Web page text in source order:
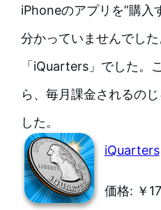
iPhoneのアプリを”購入
分かっていませんでし
「iQuarters」でした。
ら、毎月課金されるの
した。
iQuarters
価格: ￥